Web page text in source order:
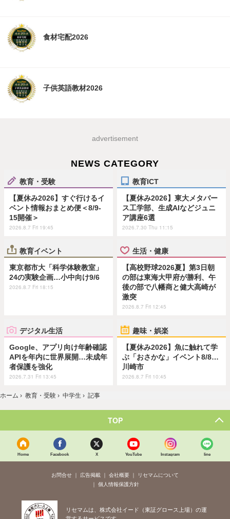
食材宅配2026
子供英語教材2026
advertisement
NEWS CATEGORY
教育・受験
【夏休み2026】すぐ行けるイ
ベント情報おまとめ便＜8/9-
15開催＞
2026.8.7 Fri 19:45
教育ICT
【夏休み2026】東大メタバー
ス工学部、生成AIなどジュニ
ア講座6選
2026.7.30 Thu 11:15
教育イベント
東京都市大「科学体験教室」
24の実験企画…小中向け9/6
2026.8.7 Fri 18:15
生活・健康
【高校野球2026夏】第3日朝
の部は東海大甲府が勝利、午
後の部で八幡商と健大高崎が
激突
2026.8.7 Fri 12:45
デジタル生活
Google、アプリ向け年齢確認
APIを年内に世界展開…未成年
者保護を強化
2026.7.31 Fri 13:45
趣味・娯楽
【夏休み2026】魚に触れて学
ぶ「おさかな」イベント8/8…
川崎市
2026.8.7 Fri 10:45
ホーム › 教育・受験 › 中学生 › 記事
TOP
Home Facebook X YouTube Instagram line
お問合せ 広告掲載 会社概要
リセマムについて
個人情報保護方針
リセマムは、株式会社イード（東証グロース上場）の運